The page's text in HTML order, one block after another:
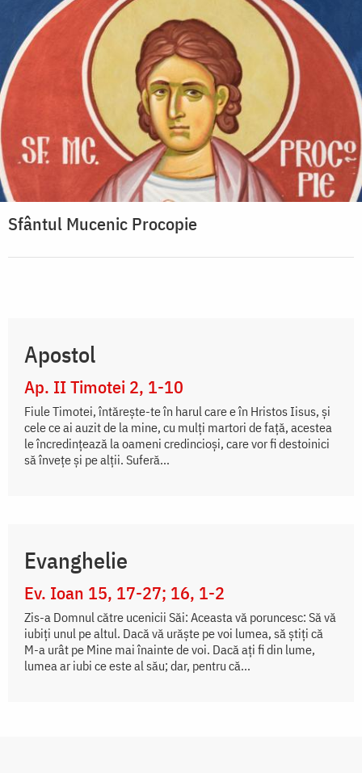
Sfântul Mucenic Procopie
Apostol
Ap. II Timotei 2, 1-10
Fiule Timotei, întăreşte-te în harul care e în Hristos Iisus, şi
cele ce ai auzit de la mine, cu mulţi martori de faţă, acestea
le încredinţează la oameni credincioşi, care vor fi destoinici
să înveţe şi pe alţii. Suferă...
Evanghelie
Ev. Ioan 15, 17-27; 16, 1-2
Zis-a Domnul către ucenicii Săi: Aceasta vă poruncesc: Să vă
iubiți unul pe altul. Dacă vă urăște pe voi lumea, să știți că
M-a urât pe Mine mai înainte de voi. Dacă ați fi din lume,
lumea ar iubi ce este al său; dar, pentru că...